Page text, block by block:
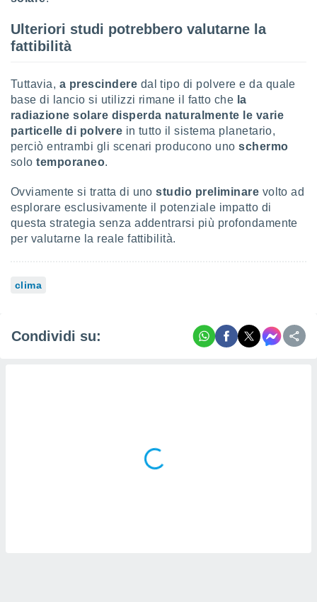
Ulteriori studi potrebbero valutarne la
fattibilità
Tuttavia, a prescindere dal tipo di polvere e da quale
base di lancio si utilizzi rimane il fatto che la
radiazione solare disperda naturalmente le varie
particelle di polvere in tutto il sistema planetario,
perciò entrambi gli scenari producono unoschermo
solotemporaneo.
Ovviamente si tratta di unostudio preliminare volto ad
esplorare esclusivamente il potenziale impatto di
questa strategia senza addentrarsi più profondamente
per valutarne la reale fattibilità.
clima
Condividi su: